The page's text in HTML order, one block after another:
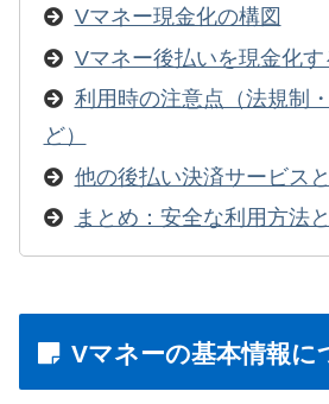
Vマネー現金化の構図
Vマネー後払いを現金化
利用時の注意点（法規制
ど）
他の後払い決済サービス
まとめ：安全な利用方法
Vマネーの基本情報に